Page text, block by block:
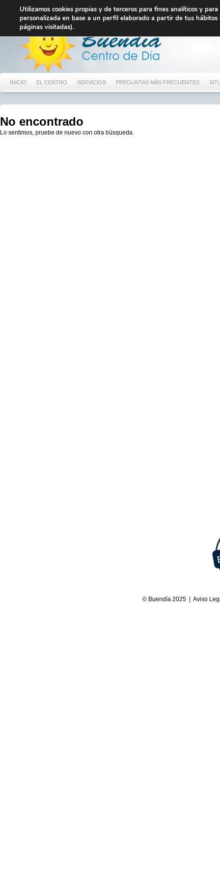
INICIO EL CENTRO SERVICIOS PREGUNTAS MÁS FRECUENTES
No encontrado
Lo sentimos, pruebe de nuevo con otra búsqueda.
© Buendía 2025 |Aviso
Utilizamos cookies propias y de terceros para fines analíticos y
personalizada en base a un perfil elaborado a partir de tus hábitos
páginas visitadas).